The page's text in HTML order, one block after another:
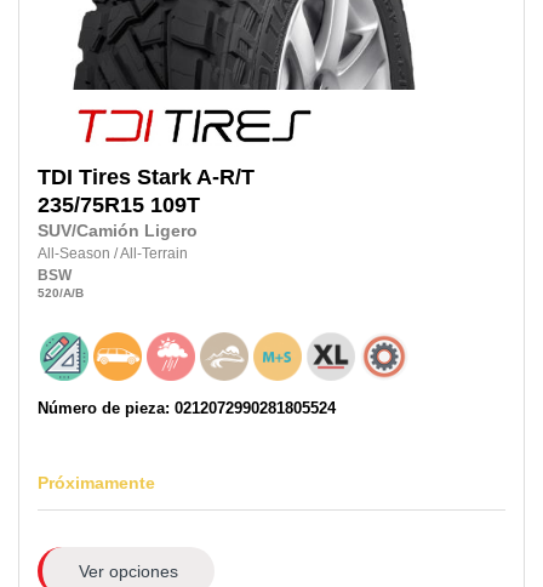
TDI Tires Stark A-R/T
235/75R15 109T
SUV/Camión Ligero
All-Season /All-Terrain
BSW
520/A/B
Número de pieza: 0212072990281805524
Próximamente
Ver opciones